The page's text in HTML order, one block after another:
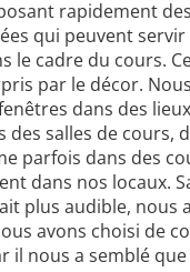
rapidement
qui peuvent servir
le cadre du cours.
par le décor.
dans des
des salles de cours,
parfois dans des
dans nos locaux.
plus audible, nous
avons choisi de
il nous a semblé que